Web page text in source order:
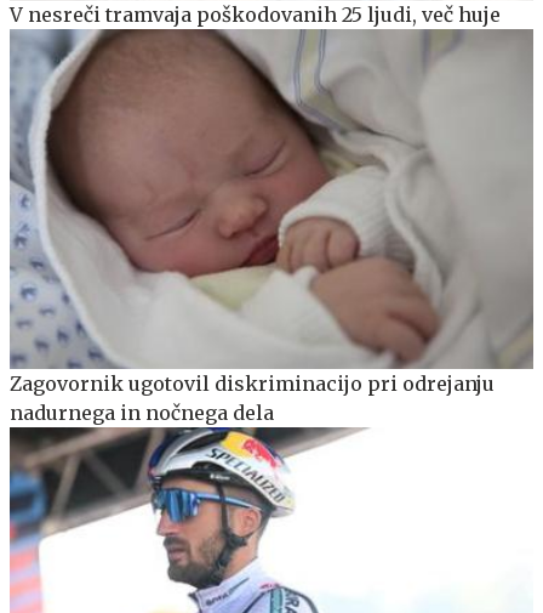
V nesreči tramvaja poškodovanih 25 ljudi, več huje
Zagovornik ugotovil diskriminacijo pri odrejanju
nadurnega in nočnega dela